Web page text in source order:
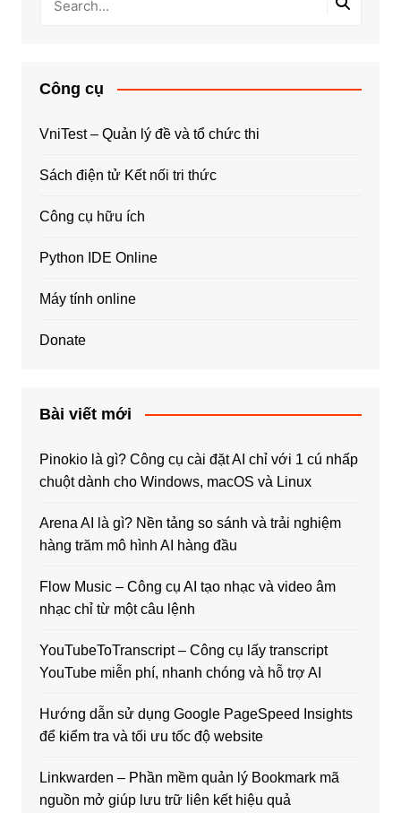
Công cụ
VniTest – Quản lý đề và tổ chức thi
Sách điện tử Kết nối tri thức
Công cụ hữu ích
Python IDE Online
Máy tính online
Donate
Bài viết mới
Pinokio là gì? Công cụ cài đặt AI chỉ với 1 cú nhấp
chuột dành cho Windows, macOS và Linux
Arena AI là gì? Nền tảng so sánh và trải nghiệm
hàng trăm mô hình AI hàng đầu
Flow Music – Công cụ AI tạo nhạc và video âm
nhạc chỉ từ một câu lệnh
YouTubeToTranscript – Công cụ lấy transcript
YouTube miễn phí, nhanh chóng và hỗ trợ AI
Hướng dẫn sử dụng Google PageSpeed Insights
để kiểm tra và tối ưu tốc độ website
Linkwarden – Phần mềm quản lý Bookmark mã
nguồn mở giúp lưu trữ liên kết hiệu quả